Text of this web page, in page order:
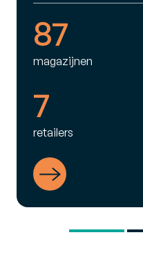
87
magazijnen
7
retailers